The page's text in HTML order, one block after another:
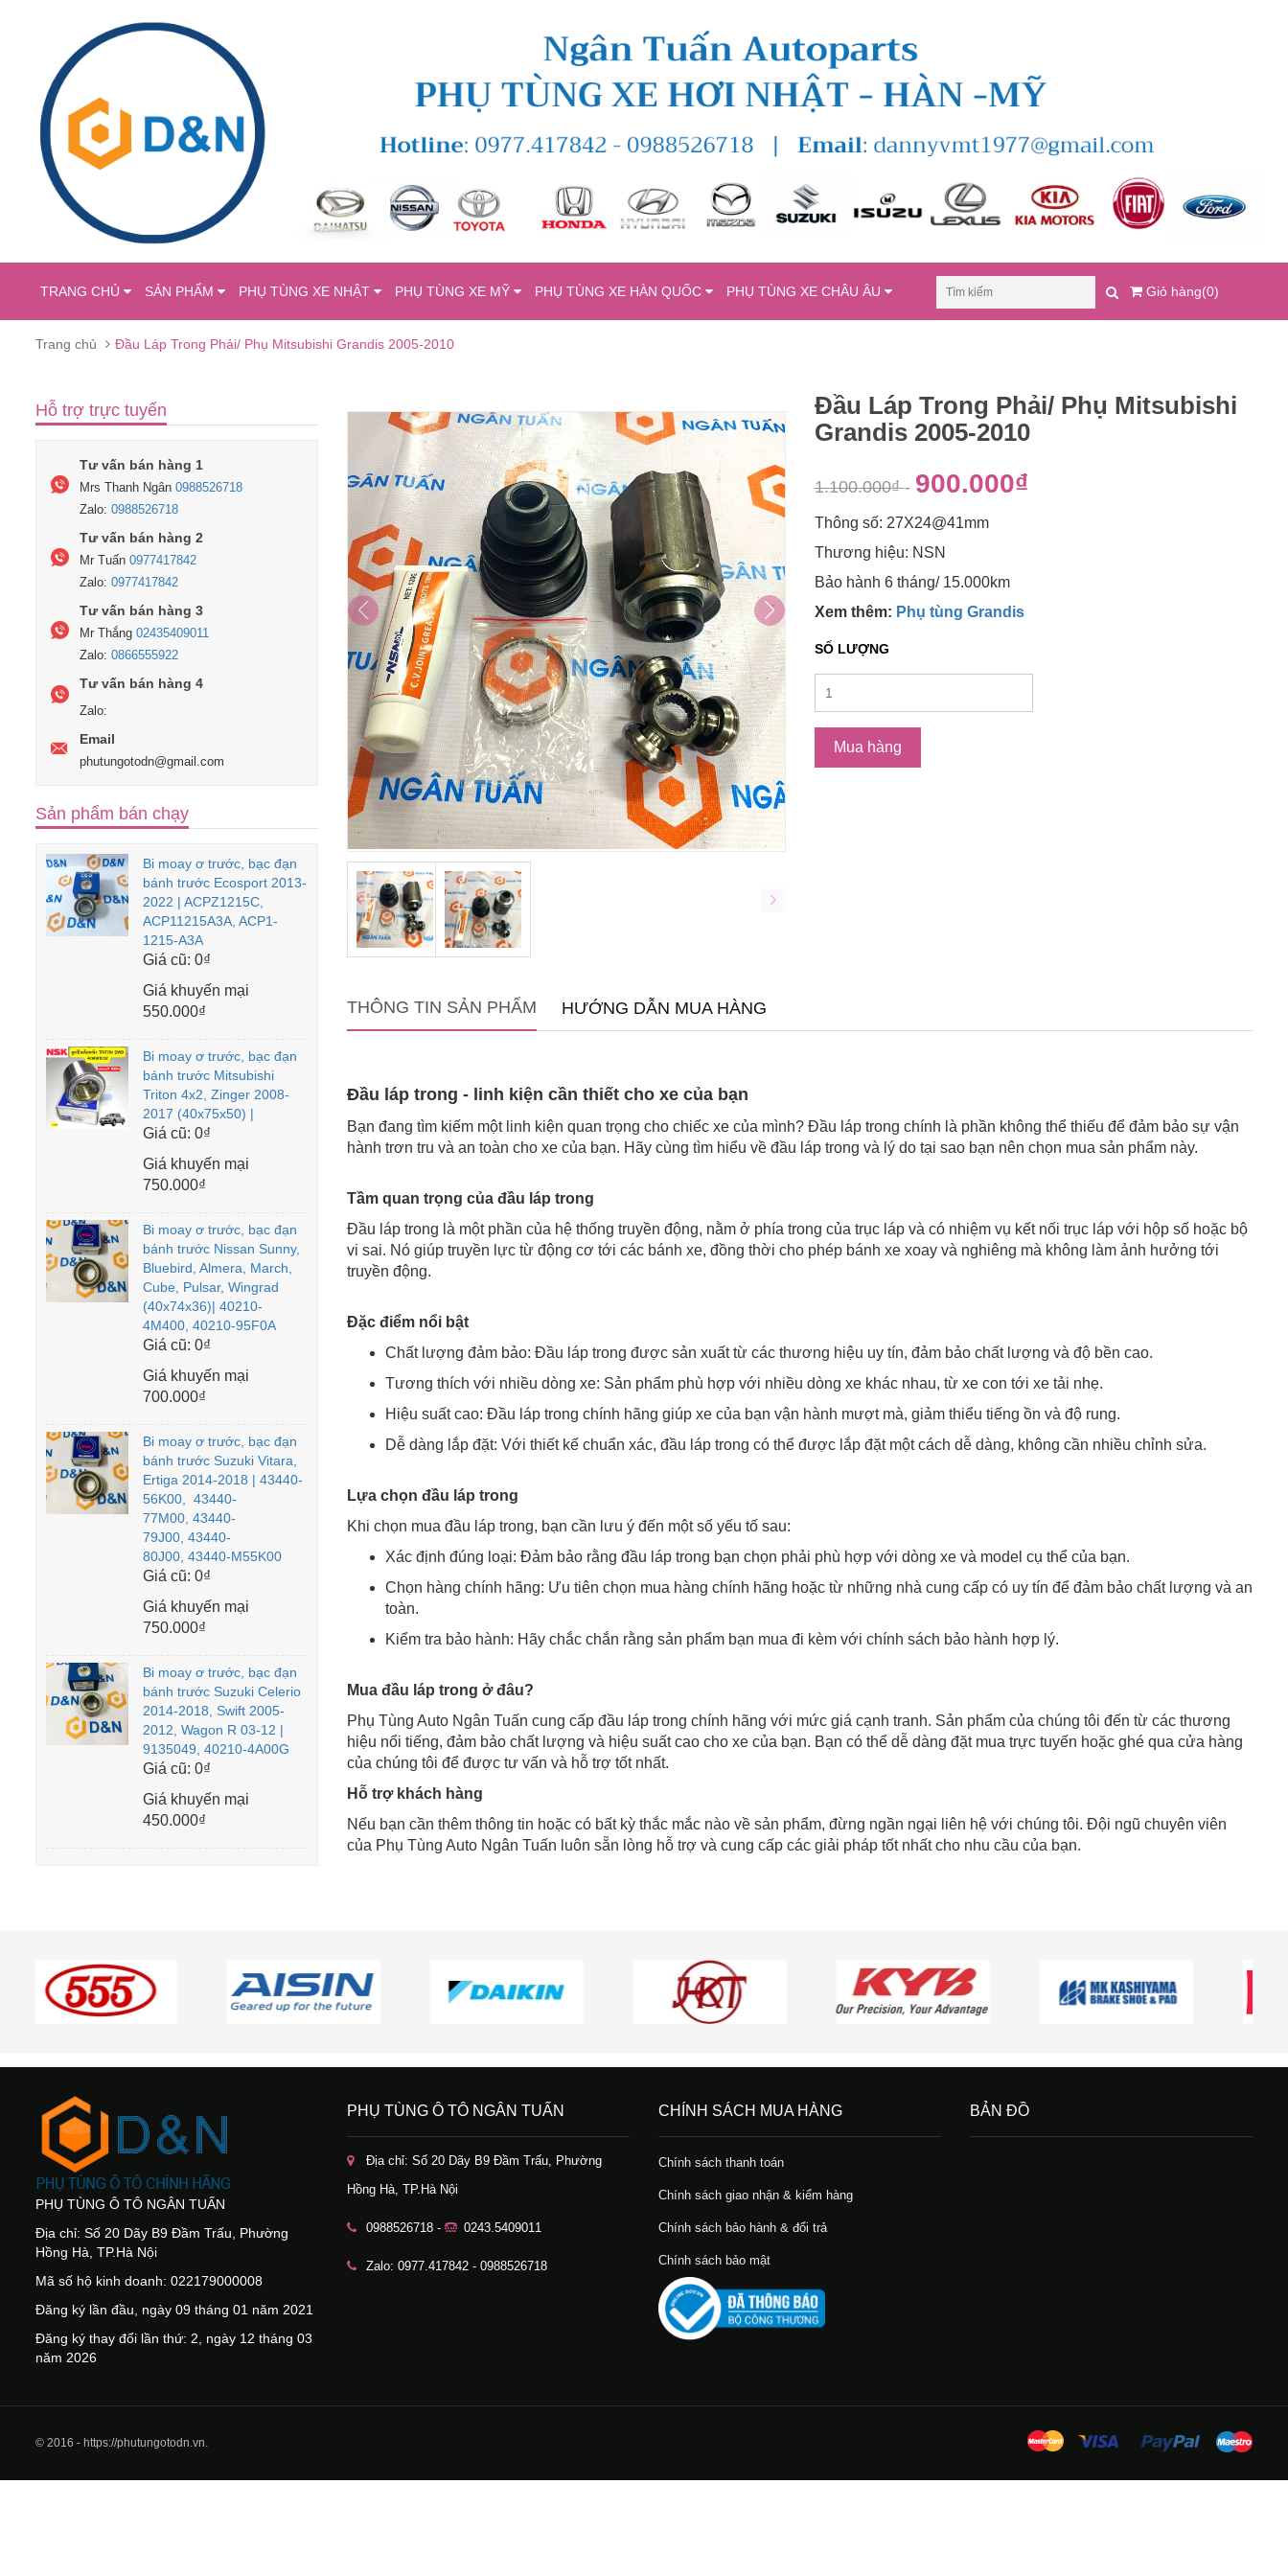
TRANG CHỦ SẢN PHẨM PHỤ TÙNG XE NHẬT PHỤ TÙNG XE MỸ PHỤ TÙNG XE HÀN QUỐC PHỤ TÙNG XE CHÂU ÂU Giỏ hàng(0)
Trang chủ Đầu Láp Trong Phải/ Phụ Mitsubishi Grandis 2005-2010
Đầu Láp Trong Phải/ Phụ Mitsubishi
Grandis 2005-2010
1.100.000₫- 900.000₫
Thông số: 27X24@41mm
Thương hiệu: NSN
Bảo hành 6 tháng/ 15.000km
Xem thêm: Phụ tùng Grandis
SỐ LƯỢNG
Mua hàng
THÔNG TIN SẢN PHẨM HƯỚNG DẪN MUA HÀNG
Đầu láp trong - linh kiện cần thiết cho xe của bạn
Bạn đang tìm kiếm một linh kiện quan trọng cho chiếc xe của mình? Đầu láp trong chính là phần không thể thiếu để đảm bảo sự vận
hành trơn tru và an toàn cho xe của bạn. Hãy cùng tìm hiểu về đầu láp trong và lý do tại sao bạn nên chọn mua sản phẩm này.
Tầm quan trọng của đầu láp trong
Đầu láp trong là một phần của hệ thống truyền động, nằm ở phía trong của trục láp và có nhiệm vụ kết nối trục láp với hộp số hoặc bộ
vi sai. Nó giúp truyền lực từ động cơ tới các bánh xe, đồng thời cho phép bánh xe xoay và nghiêng mà không làm ảnh hưởng tới
truyền động.
Đặc điểm nổi bật
Chất lượng đảm bảo: Đầu láp trong được sản xuất từ các thương hiệu uy tín, đảm bảo chất lượng và độ bền cao.
Tương thích với nhiều dòng xe: Sản phẩm phù hợp với nhiều dòng xe khác nhau, từ xe con tới xe tải nhẹ.
Hiệu suất cao: Đầu láp trong chính hãng giúp xe của bạn vận hành mượt mà, giảm thiểu tiếng ồn và độ rung.
Dễ dàng lắp đặt: Với thiết kế chuẩn xác, đầu láp trong có thể được lắp đặt một cách dễ dàng, không cần nhiều chỉnh sửa.
Lựa chọn đầu láp trong
Khi chọn mua đầu láp trong, bạn cần lưu ý đến một số yếu tố sau:
Xác định đúng loại: Đảm bảo rằng đầu láp trong bạn chọn phải phù hợp với dòng xe và model cụ thể của bạn.
Chọn hàng chính hãng: Ưu tiên chọn mua hàng chính hãng hoặc từ những nhà cung cấp có uy tín để đảm bảo chất lượng và an
toàn.
Kiểm tra bảo hành: Hãy chắc chắn rằng sản phẩm bạn mua đi kèm với chính sách bảo hành hợp lý.
Mua đầu láp trong ở đâu?
Phụ Tùng Auto Ngân Tuấn cung cấp đầu láp trong chính hãng với mức giá cạnh tranh. Sản phẩm của chúng tôi đến từ các thương
hiệu nổi tiếng, đảm bảo chất lượng và hiệu suất cao cho xe của bạn. Bạn có thể dễ dàng đặt mua trực tuyến hoặc ghé qua cửa hàng
của chúng tôi để được tư vấn và hỗ trợ tốt nhất.
Hỗ trợ khách hàng
Nếu bạn cần thêm thông tin hoặc có bất kỳ thắc mắc nào về sản phẩm, đừng ngần ngại liên hệ với chúng tôi. Đội ngũ chuyên viên
của Phụ Tùng Auto Ngân Tuấn luôn sẵn lòng hỗ trợ và cung cấp các giải pháp tốt nhất cho nhu cầu của bạn.
Hỗ trợ trực tuyến
Tư vấn bán hàng 1
Mrs Thanh Ngân 0988526718
Zalo: 0988526718
Tư vấn bán hàng 2
Mr Tuấn 0977417842
Zalo: 0977417842
Tư vấn bán hàng 3
Mr Thắng 02435409011
Zalo: 0866555922
Tư vấn bán hàng 4
Zalo:
Email
phutungotodn@gmail.com
Sản phẩm bán chạy
Bi moay ơ trước, bạc đạn
bánh trước Ecosport 2013-
2022 | ACPZ1215C,
ACP11215A3A, ACP1-
1215-A3A
Giá cũ: 0₫
Giá khuyến mại
550.000₫
Bi moay ơ trước, bạc đạn
bánh trước Mitsubishi
Triton 4x2, Zinger 2008-
2017 (40x75x50) |
Giá cũ: 0₫
Giá khuyến mại
750.000₫
Bi moay ơ trước, bạc đạn
bánh trước Nissan Sunny,
Bluebird, Almera, March,
Cube, Pulsar, Wingrad
(40x74x36)| 40210-
4M400, 40210-95F0A
Giá cũ: 0₫
Giá khuyến mại
700.000₫
Bi moay ơ trước, bạc đạn
bánh trước Suzuki Vitara,
Ertiga 2014-2018 | 43440-
56K00, 43440-
77M00, 43440-
79J00, 43440-
80J00, 43440-M55K00
Giá cũ: 0₫
Giá khuyến mại
750.000₫
Bi moay ơ trước, bạc đạn
bánh trước Suzuki Celerio
2014-2018, Swift 2005-
2012, Wagon R 03-12 |
9135049, 40210-4A00G
Giá cũ: 0₫
Giá khuyến mại
450.000₫
PHỤ TÙNG Ô TÔ NGÂN TUẤN
Địa chỉ: Số 20 Dãy B9 Đầm Trấu, Phường
Hồng Hà, TP.Hà Nội
Mã số hộ kinh doanh: 022179000008
Đăng ký lần đầu, ngày 09 tháng 01 năm 2021
Đăng ký thay đổi lần thứ: 2, ngày 12 tháng 03
năm 2026
PHỤ TÙNG Ô TÔ NGÂN TUẤN
Địa chỉ: Số 20 Dãy B9 Đầm Trấu, Phường
Hồng Hà, TP.Hà Nội
0988526718 - 0243.5409011
Zalo: 0977.417842 - 0988526718
CHÍNH SÁCH MUA HÀNG
Chính sách thanh toán
Chính sách giao nhận & kiểm hàng
Chính sách bảo hành & đổi trả
Chính sách bảo mật
BẢN ĐỒ
© 2016 - https://phutungotodn.vn.